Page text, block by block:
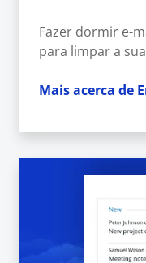
Fazer dormir e-
para limpar a
Mais acerca de